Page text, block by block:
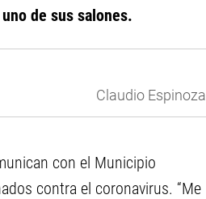
de sus salones.
Claudio Espinoza
con el Municipio
contra el coronavirus. “Me